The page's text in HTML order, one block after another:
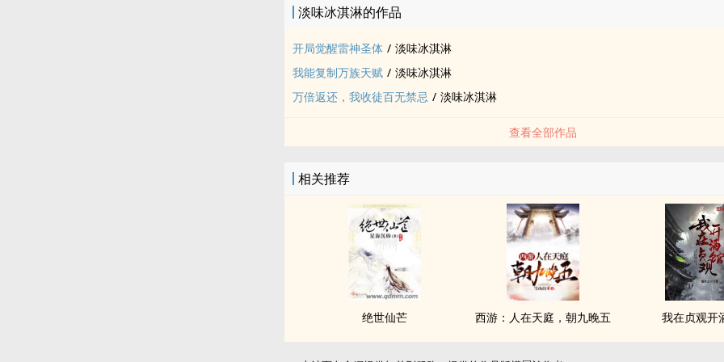
淡味冰淇淋的作品
开局觉醒雷神圣体 / 淡味冰淇淋
我能复制万族天赋 / 淡味冰淇淋
万倍返还，我收徒百无禁忌 / 淡味冰淇淋
查看全部作品
相关推荐
绝世仙芒 西游：人在天庭，朝九晚五 我在贞观开